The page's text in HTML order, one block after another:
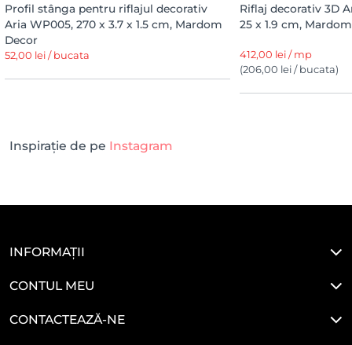
Profil stânga pentru riflajul decorativ
Aria WP005, 270 x 3.7 x 1.5 cm, Mardom
Decor
52,00 lei / bucata
Riflaj decorativ 3D
25 x 1.9 cm,
412,00 lei / mp
(206,00 lei / bucata)
Inspirație de pe Instagram
INFORMAȚII
CONTUL MEU
CONTACTEAZĂ-NE